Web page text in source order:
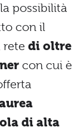
possibilità
con il
rete di oltre
con cui è
di alta